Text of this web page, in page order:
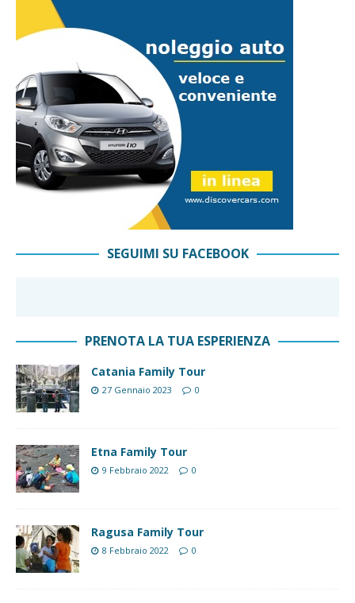
SEGUIMI SU FACEBOOK
PRENOTA LA TUA ESPERIENZA
Catania Family Tour
27 Gennaio 2023 0
Etna Family Tour
9 Febbraio 2022 0
Ragusa Family Tour
8 Febbraio 2022 0